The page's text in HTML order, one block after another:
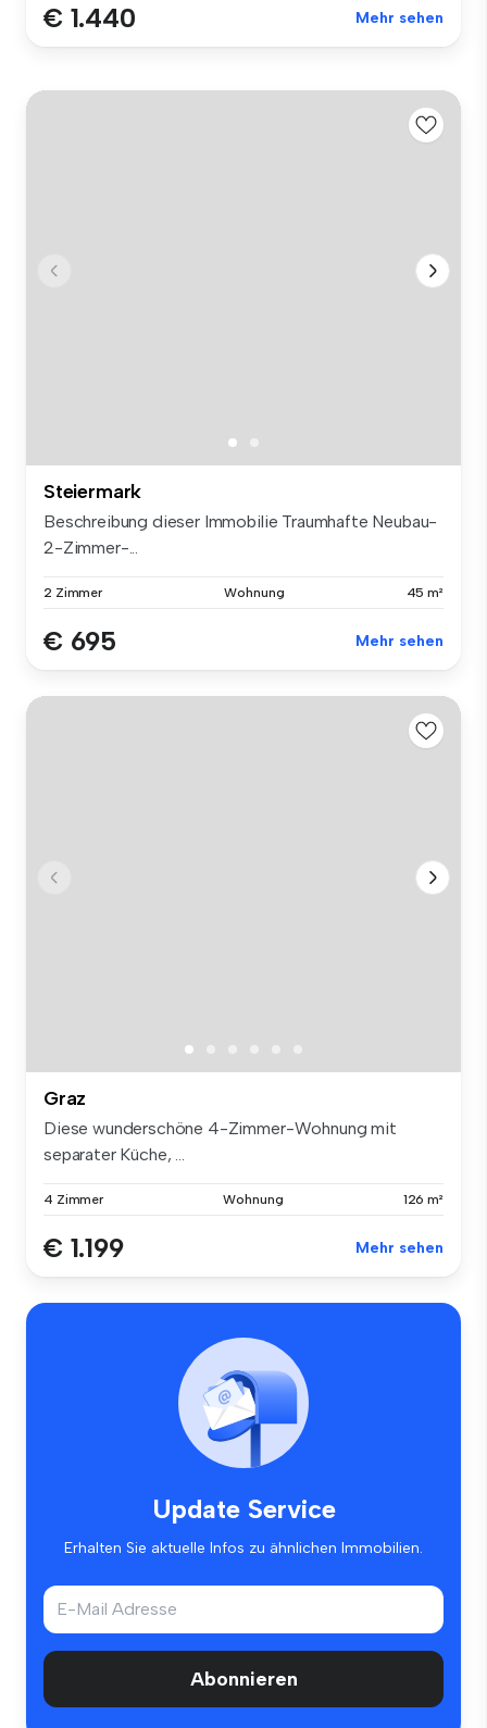
€ 1.440 Mehr sehen
Steiermark
Beschreibung dieser Immobilie Traumhafte Neubau-
2-Zimmer-...
2 Zimmer Wohnung 45 m²
€ 695 Mehr sehen
Graz
Diese wunderschöne 4-Zimmer-Wohnung mit
separater Küche, ...
4 Zimmer Wohnung 126 m²
€ 1.199 Mehr sehen
Update Service
Erhalten Sie aktuelle Infos zu ähnlichen Immobilien.
Abonnieren